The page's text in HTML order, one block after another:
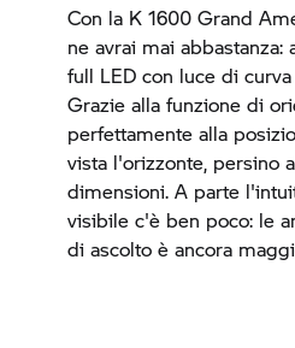
Con la K 1600 Grand
ne avrai mai
full LED con luce di
Grazie alla funzione di
perfettamente alla
vista l'orizzonte, persino
dimensioni. A parte
visibile c'è ben poco: le
di ascolto è ancora